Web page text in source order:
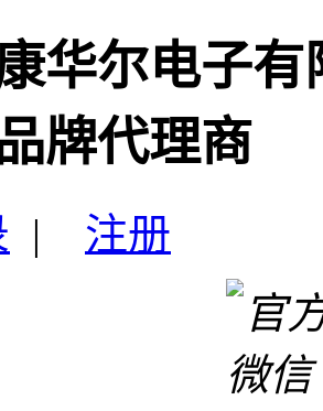
华尔电子
牌代理商
| 注册